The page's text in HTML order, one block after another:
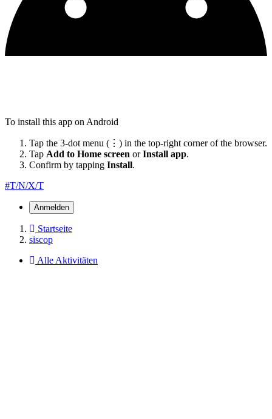
To install this app on Android
Tap the 3-dot menu (⋮) in the top-right corner of the browser.
Tap Add to Home screen orInstall app.
Confirm by tapping Install.
#T/N/X/T
Anmelden
Startseite
siscop
Alle Aktivitäten